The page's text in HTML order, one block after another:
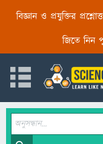
বিজ্ঞান ও প্রযুক্তির
জিতে নিন